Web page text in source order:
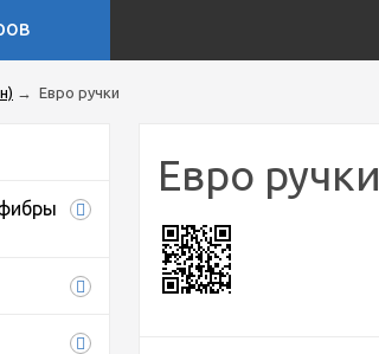
→ Евро ручки
Евро ручки